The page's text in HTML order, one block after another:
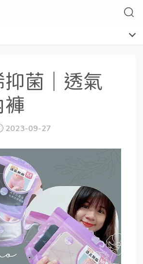
抑菌｜透氣
褲
2023-09-27